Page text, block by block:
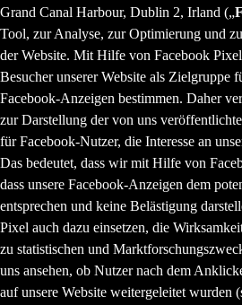
Grand Canal Harbour, Dublin 2, Irland („
Tool, zur Analyse, zur Optimierung und
der Website. Mit Hilfe von Facebook
Besucher unserer Website als Zielgruppe
Facebook-Anzeigen bestimmen. Daher
zur Darstellung der von uns
für Facebook-Nutzer, die Interesse an
Das bedeutet, dass wir mit Hilfe von
dass unsere Facebook-Anzeigen dem
entsprechen und keine Belästigung
Pixel auch dazu einsetzen, die
zu statistischen und
uns ansehen, ob Nutzer nach dem
auf unsere Website weitergeleitet wurden